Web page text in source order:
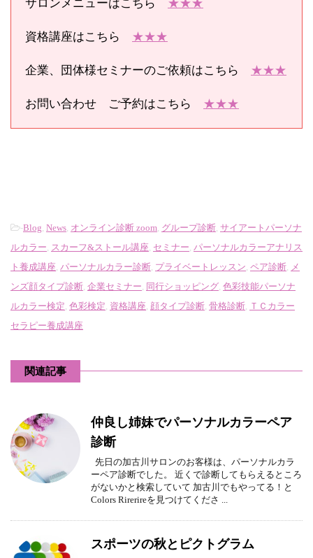
サロンメニューはこちら ★★★
資格講座はこちら ★★★
企業、団体様セミナーのご依頼はこちら ★★★
お問い合わせ ご予約はこちら ★★★
-Blog, News, オンライン診断 zoom, グループ診断, サイアートパーソナ
ルカラー, スカーフ&ストール講座, セミナー, パーソナルカラーアナリス
ト養成講座, パーソナルカラー診断, プライベートレッスン, ペア診断, メ
ンズ顔タイプ診断, 企業セミナー, 同行ショッピング, 色彩技能パーソナ
ルカラー検定, 色彩検定, 資格講座, 顔タイプ診断, 骨格診断, ＴＣカラー
セラピー養成講座
関連記事
仲良し姉妹でパーソナルカラーペア
診断
先日の加古川サロンのお客様は、パーソナルカラ
ーペア診断でした。 近くで診断してもらえるところ
がないかと検索していて 加古川でもやってる！と
Colors Rirerireを見つけてくださ ...
スポーツの秋とピクトグラム